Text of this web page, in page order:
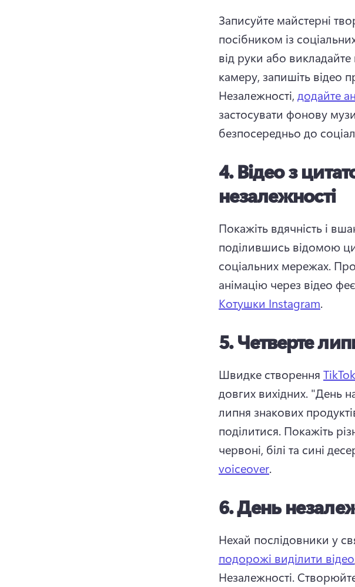
Записуйте майстерні
посібником із
від руки або
камеру, запишіть відео
Незалежності, додайте
застосувати фонову
безпосередньо до
4.Відео з
незалежності
Покажіть вдячність і
поділившись відомою
соціальних мережах.
анімацію через відео
Котушки Instagram.
5.Четверте
Швидке створення
довгих вихідних. "День
липня знакових
поділитися. Покажіть
червоні, білі та сині
voiceover.
6.День
Нехай послідовники у
подорожі виділити відео
Незалежності.